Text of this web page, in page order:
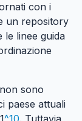
con i
un repository
le linee guida
sono
paese attuali